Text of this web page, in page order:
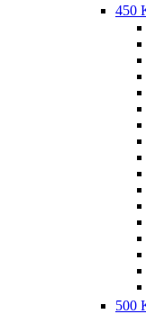
450
500